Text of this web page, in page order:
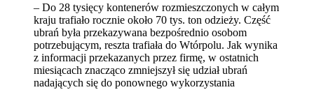
– Do 28 tysięcy kontenerów rozmieszczonych w całym
kraju trafiało rocznie około 70 tys. ton odzieży. Część
ubrań była przekazywana bezpośrednio osobom
potrzebującym, reszta trafiała do Wtórpolu. Jak wynika
z informacji przekazanych przez firmę, w ostatnich
miesiącach znacząco zmniejszył się udział ubrań
nadających się do ponownego wykorzystania